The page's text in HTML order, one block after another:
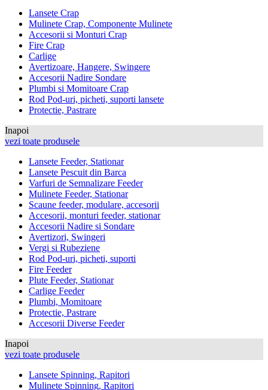
Lansete Crap
Mulinete Crap, Componente Mulinete
Accesorii si Monturi Crap
Fire Crap
Carlige
Avertizoare, Hangere, Swingere
Accesorii Nadire Sondare
Plumbi si Momitoare Crap
Rod Pod-uri, picheti, suporti lansete
Protectie, Pastrare
Inapoi
vezi toate produsele
Lansete Feeder, Stationar
Lansete Pescuit din Barca
Varfuri de Semnalizare Feeder
Mulinete Feeder, Stationar
Scaune feeder, modulare, accesorii
Accesorii, monturi feeder, stationar
Accesorii Nadire si Sondare
Avertizori, Swingeri
Vergi si Rubeziene
Rod Pod-uri, picheti, suporti
Fire Feeder
Plute Feeder, Stationar
Carlige Feeder
Plumbi, Momitoare
Protectie, Pastrare
Accesorii Diverse Feeder
Inapoi
vezi toate produsele
Lansete Spinning, Rapitori
Mulinete Spinning, Rapitori